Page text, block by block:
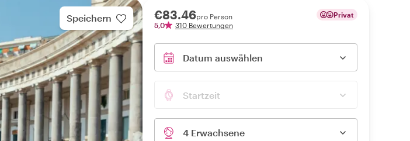
Speichern €83.46pro Person
5,0
310 Bewertungen
Privat
Datum auswählen
Startzeit
4 Erwachsene